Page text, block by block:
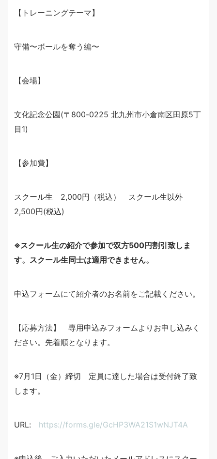
【トレーニングテーマ】
守備〜ボールを奪う編〜
【会場】
文化記念公園(〒800-0225 北九州市小倉南区田原5丁
目1)
【参加費】
スクール生 2,000円（税込） スクール生以外
2,500円(税込)
※スクール生の紹介で参加で双方500円割引致しま
す。スクール生同士は適用できません。
申込フォームにて紹介者のお名前をご記載ください。
【応募方法】 専用申込みフォームよりお申し込みく
ださい。先着順となります。
※7月1日（金）締切 定員に達した場合は受付終了致
します。
URL: https://forms.gle/GcHP3WA21S1wNJT4A